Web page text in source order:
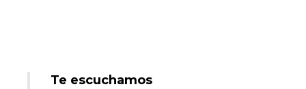
Te escuchamos